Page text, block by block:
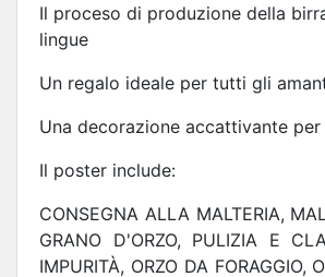
Il proceso di produzione della
lingue
Un regalo ideale per tutti gli
Una decorazione accattivante
Il poster include:
CONSEGNA ALLA MALTERIA,
GRANO D'ORZO, PULIZIA E
IMPURITÀ, ORZO DA FORAGGIO,